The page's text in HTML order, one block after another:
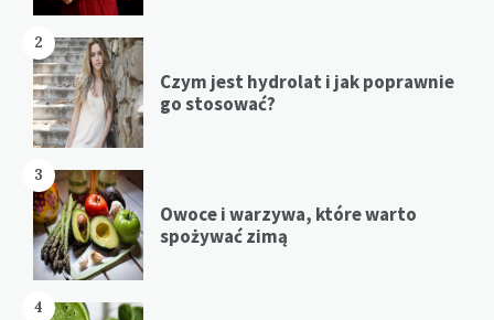
2
Czym jest hydrolat i jak poprawnie
go stosować?
3
Owoce i warzywa, które warto
spożywać zimą
4